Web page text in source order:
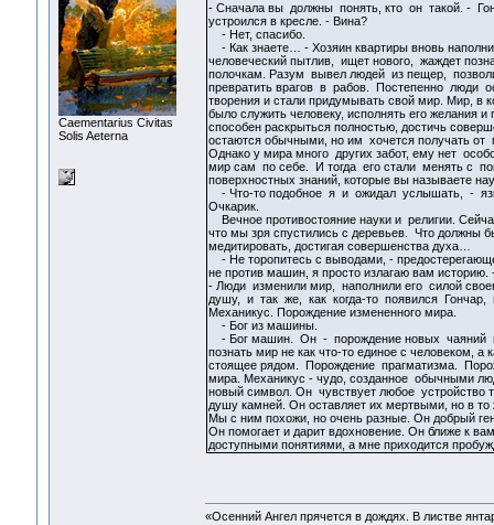
Сaementarius Civitas
Solis Aeterna
- Сначала вы должны понять, кто он такой. -
устроился в кресле. - Вина?
- Нет, спасибо.
- Как знаете… - Хозяин квартиры вновь
человеческий пытлив, ищет нового, жаждет
полочкам. Разум вывел людей из пещер,
превратить врагов в рабов. Постепенно люди
творения и стали придумывать свой мир. Мир, в
было служить человеку, исполнять его желания
способен раскрыться полностью, достичь
остаются обычными, но им хочется получать
Однако у мира много других забот, ему нет
мир сам по себе. И тогда его стали менять с
поверхностных знаний, которые вы называете
- Что-то подобное я и ожидал услышать, -
Очкарик.
Вечное противостояние науки и религии.
что мы зря спустились с деревьев. Что должны
медитировать, достигая совершенства духа…
- Не торопитесь с выводами, -
не против машин, я просто излагаю вам историю.
- Люди изменили мир, наполнили его силой
душу, и так же, как когда-то появился Гончар,
Механикус. Порождение измененного мира.
- Бог из машины.
- Бог машин. Он - порождение новых чаяний
познать мир не как что-то единое с человеком, а
стоящее рядом. Порождение прагматизма.
мира. Механикус - чудо, созданное обычными
новый символ. Он чувствует любое устройство
душу камней. Он оставляет их мертвыми, но в
Мы с ним похожи, но очень разные. Он добрый
Он помогает и дарит вдохновение. Он ближе к
доступными понятиями, а мне приходится
«Осенний Ангел прячется в дождях. В листве